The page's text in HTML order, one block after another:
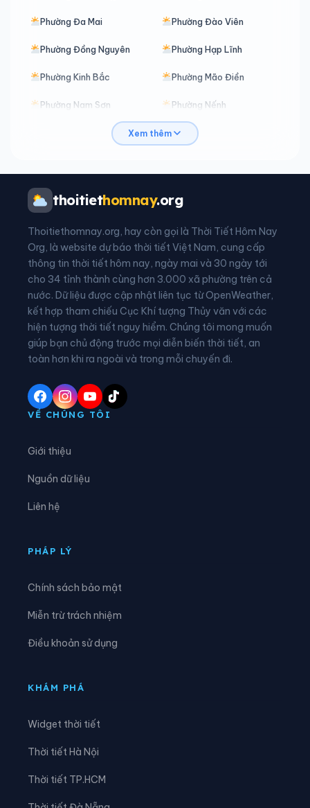
Phường Đa Mai Phường Đào Viên
Phường Đồng Nguyên Phường Hạp Lĩnh
Phường Kinh Bắc Phường Mão Điền
Phường Nam Sơn Phường Nếnh
Phường Nhân Hòa Phường Ninh Xá
Phường Phượng Sơn
Phường Song Liễu
Phường Tân An Phường Tân Tiến
Phường Thuận Thành Phường Tiền Phong
Phường Trạm Lộ Phường Trí Quả
Phường Tự Lạn Phường Từ Sơn
Phường Vân Hà Phường Việt Yên
Phường Võ Cường
Phường Yên Dũng
Xã Đại Đồng
Xã Hiệp Hòa
Xem thêm
thoitiethomnay.org
Thoitiethomnay.org, hay còn gọi là Thời Tiết Hôm Nay
Org, là website dự báo thời tiết Việt Nam, cung cấp
thông tin thời tiết hôm nay, ngày mai và 30 ngày tới
cho 34 tỉnh thành cùng hơn 3.000 xã phường trên cả
nước. Dữ liệu được cập nhật liên tục từ OpenWeather,
kết hợp tham chiếu Cục Khí tượng Thủy văn với các
hiện tượng thời tiết nguy hiểm. Chúng tôi mong muốn
giúp bạn chủ động trước mọi diễn biến thời tiết, an
toàn hơn khi ra ngoài và trong mỗi chuyến đi.
VỀ CHÚNG TÔI
Giới thiệu
Nguồn dữ liệu
Liên hệ
PHÁP LÝ
Chính sách bảo mật
Miễn trừ trách nhiệm
Điều khoản sử dụng
KHÁM PHÁ
Widget thời tiết
Thời tiết Hà Nội
Thời tiết TP.HCM